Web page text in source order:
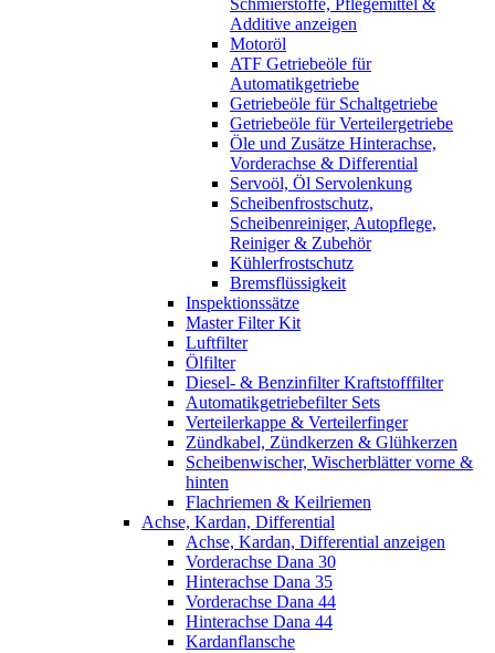
Additive anzeigen
Motoröl
ATF Getriebeöle für
Automatikgetriebe
Getriebeöle für Schaltgetriebe
Getriebeöle für Verteilergetriebe
Öle und Zusätze Hinterachse,
Vorderachse & Differential
Servoöl, Öl Servolenkung
Scheibenfrostschutz,
Scheibenreiniger, Autopflege,
Reiniger & Zubehör
Kühlerfrostschutz
Bremsflüssigkeit
Inspektionssätze
Master Filter Kit
Luftfilter
Ölfilter
Diesel- & Benzinfilter Kraftstofffilter
Automatikgetriebefilter Sets
Verteilerkappe & Verteilerfinger
Zündkabel, Zündkerzen & Glühkerzen
Scheibenwischer, Wischerblätter vorne &
hinten
Flachriemen & Keilriemen
Achse, Kardan, Differential
Achse, Kardan, Differential anzeigen
Vorderachse Dana 30
Hinterachse Dana 35
Vorderachse Dana 44
Hinterachse Dana 44
Kardanflansche